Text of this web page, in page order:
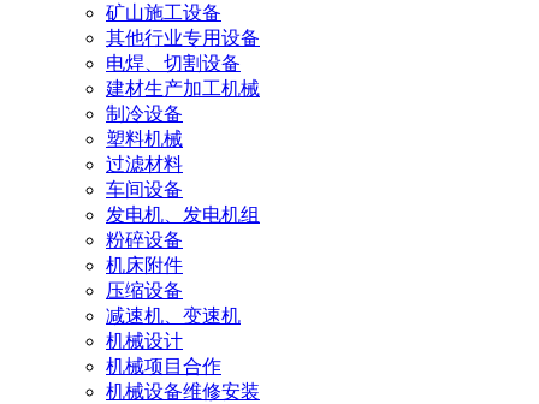
矿山施工设备
其他行业专用设备
电焊、切割设备
建材生产加工机械
制冷设备
塑料机械
过滤材料
车间设备
发电机、发电机组
粉碎设备
机床附件
压缩设备
减速机、变速机
机械设计
机械项目合作
机械设备维修安装